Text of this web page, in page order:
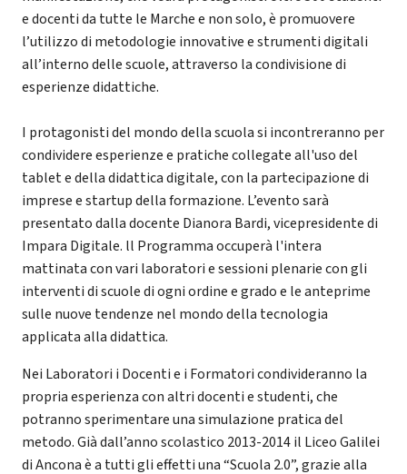
e docenti da tutte le Marche e non solo, è promuovere
l’utilizzo di metodologie innovative e strumenti digitali
all’interno delle scuole, attraverso la condivisione di
esperienze didattiche.
I protagonisti del mondo della scuola si incontreranno per
condividere esperienze e pratiche collegate all'uso del
tablet e della didattica digitale, con la partecipazione di
imprese e startup della formazione. L’evento sarà
presentato dalla docente Dianora Bardi, vicepresidente di
Impara Digitale. ll Programma occuperà l'intera
mattinata con vari laboratori e sessioni plenarie con gli
interventi di scuole di ogni ordine e grado e le anteprime
sulle nuove tendenze nel mondo della tecnologia
applicata alla didattica.
Nei Laboratori i Docenti e i Formatori condivideranno la
propria esperienza con altri docenti e studenti, che
potranno sperimentare una simulazione pratica del
metodo. Già dall’anno scolastico 2013-2014 il Liceo Galilei
di Ancona è a tutti gli effetti una “Scuola 2.0”, grazie alla